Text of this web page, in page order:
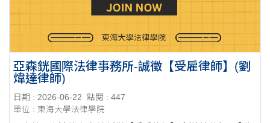
亞森銧國際法律事務所-誠徵【受雇律師】(劉
煒達律師)
日期 : 2026-06-22
點閱 : 447
單位 : 東海大學法律學院